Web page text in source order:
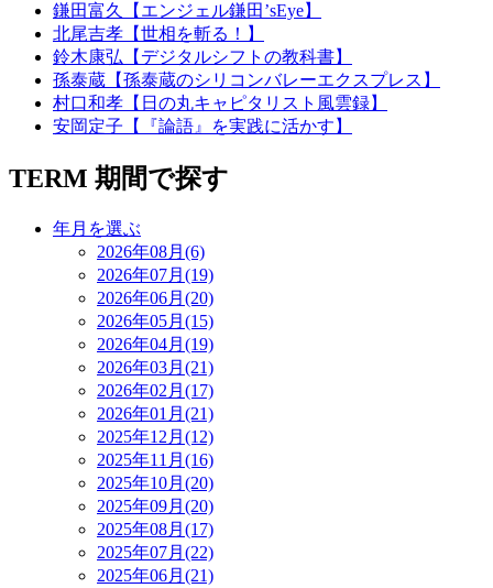
鎌田富久【エンジェル鎌田’sEye】
北尾吉孝【世相を斬る！】
鈴木康弘【デジタルシフトの教科書】
孫泰蔵【孫泰蔵のシリコンバレーエクスプレス】
村口和孝【日の丸キャピタリスト風雲録】
安岡定子【『論語』を実践に活かす】
TERM 期間で探す
年月を選ぶ
2026年08月(6)
2026年07月(19)
2026年06月(20)
2026年05月(15)
2026年04月(19)
2026年03月(21)
2026年02月(17)
2026年01月(21)
2025年12月(12)
2025年11月(16)
2025年10月(20)
2025年09月(20)
2025年08月(17)
2025年07月(22)
2025年06月(21)